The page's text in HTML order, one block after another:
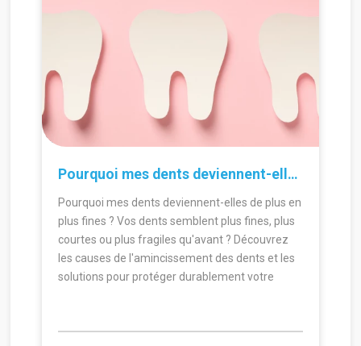
30.06.2026
Pourquoi mes dents deviennent-elles de plus en plus fines ?
Pourquoi mes dents deviennent-elles de plus en
plus fines ? Vos dents semblent plus fines, plus
courtes ou plus fragiles qu'avant ? Découvrez
les causes de l'amincissement des dents et les
solutions pour protéger durablement votre